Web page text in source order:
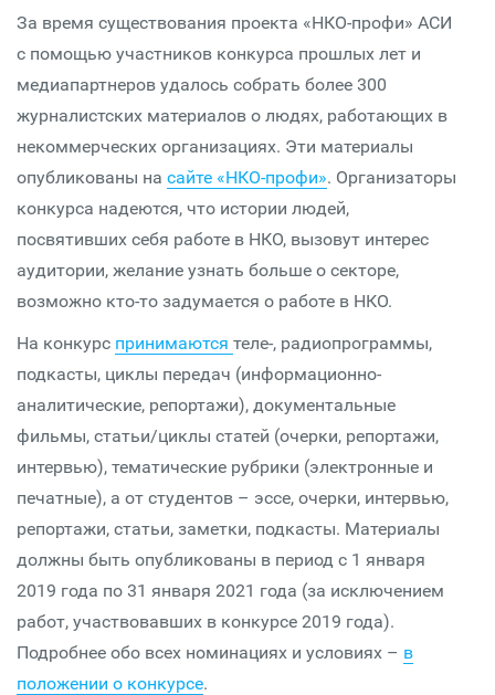
За время существования проекта «НКО-профи» АСИ
с помощью участников конкурса прошлых лет и
медиапартнеров удалось собрать более 300
журналистских материалов о людях, работающих в
некоммерческих организациях. Эти материалы
опубликованы на сайте «НКО-профи». Организаторы
конкурса надеются, что истории людей,
посвятивших себя работе в НКО, вызовут интерес
аудитории, желание узнать больше о секторе,
возможно кто-то задумается о работе в НКО.
На конкурс принимаются теле-, радиопрограммы,
подкасты, циклы передач (информационно-
аналитические, репортажи), документальные
фильмы, статьи/циклы статей (очерки, репортажи,
интервью), тематические рубрики (электронные и
печатные), а от студентов – эссе, очерки, интервью,
репортажи, статьи, заметки, подкасты. Материалы
должны быть опубликованы в период с 1 января
2019 года по 31 января 2021 года (за исключением
работ, участвовавших в конкурсе 2019 года).
Подробнее обо всех номинациях и условиях – в
положении о конкурсе.